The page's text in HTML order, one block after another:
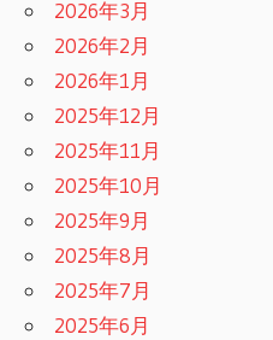
2026年3月
2026年2月
2026年1月
2025年12月
2025年11月
2025年10月
2025年9月
2025年8月
2025年7月
2025年6月